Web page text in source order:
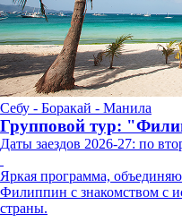
Себу - Боракай - Манила
Групповой тур:
Даты заездов 2026-27: по
Яркая программа,
Филиппин с знакомством с
страны.